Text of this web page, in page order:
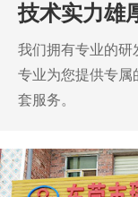
技术实力雄
我们拥有专业的研
专业为您提供专属
套服务。